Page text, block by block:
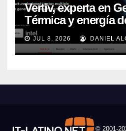
Vertiv, experta en
Térmica y energía
Datos, sigue su
imparable
JUL 8, 2026 DANIEL
© 2001-